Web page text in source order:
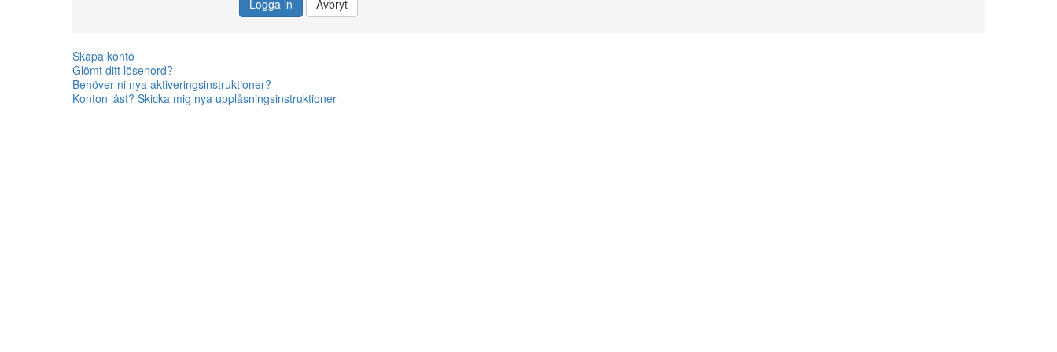
Logga in Avbryt
Skapa konto
Glömt ditt lösenord?
Behöver ni nya aktiveringsinstruktioner?
Konton låst? Skicka mig nya upplåsningsinstruktioner